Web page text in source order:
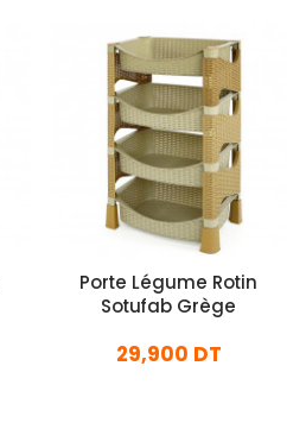
Porte Légume Rotin
Sotufab Grège
29,900 DT